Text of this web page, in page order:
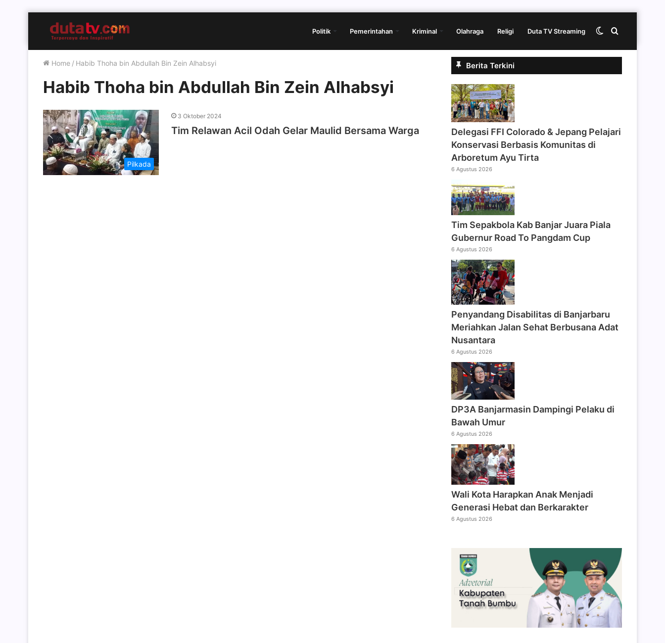
Politik Pemerintahan Kriminal Olahraga Religi Duta TV Streaming Cari
Switch
Home / Habib Thoha bin Abdullah Bin Zein Alhabsyi
Habib Thoha bin Abdullah Bin Zein Alhabsyi
Pilkada
3 Oktober 2024
Tim Relawan Acil Odah Gelar Maulid Bersama Warga
Berita Terkini
Delegasi FFI Colorado & Jepang Pelajari
Konservasi Berbasis Komunitas di
Arboretum Ayu Tirta
6 Agustus 2026
Tim Sepakbola Kab Banjar Juara Piala
Gubernur Road To Pangdam Cup
6 Agustus 2026
Penyandang Disabilitas di Banjarbaru
Meriahkan Jalan Sehat Berbusana Adat
Nusantara
6 Agustus 2026
DP3A Banjarmasin Dampingi Pelaku di
Bawah Umur
6 Agustus 2026
Wali Kota Harapkan Anak Menjadi
Generasi Hebat dan Berkarakter
6 Agustus 2026